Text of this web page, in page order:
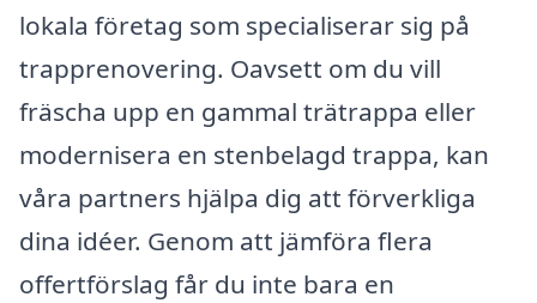
lokala företag som specialiserar sig på
trapprenovering. Oavsett om du vill
fräscha upp en gammal trätrappa eller
modernisera en stenbelagd trappa, kan
våra partners hjälpa dig att förverkliga
dina idéer. Genom att jämföra flera
offertförslag får du inte bara en